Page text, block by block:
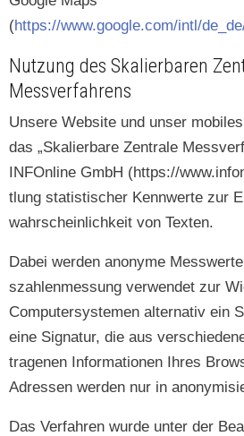
(https://www.google.com/intl/
Nutzung des Skalierbaren
Messverfahrens
Unsere Web­site und unser
das „Skalier­bare Zen­trale
INFOn­line GmbH (https://
tlung sta­tis­tis­ch­er Ken­nwerte zur
wahrschein­lichkeit von Texten.
Dabei wer­den anonyme
szahlen­mes­sung ver­wen­det zur
Com­put­er­sys­te­men alter­na­tiv ein
eine Sig­natur, die aus
tra­ge­nen Infor­ma­tio­nen Ihres
Adressen wer­den nur in
Das Ver­fahren wurde unter der